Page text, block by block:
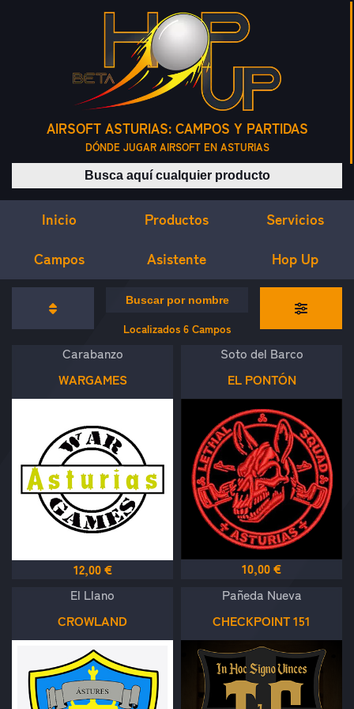
AIRSOFT ASTURIAS: CAMPOS Y PARTIDAS
DÓNDE JUGAR AIRSOFT EN ASTURIAS
Buscar productos
Inicio Productos Servicios
Campos Asistente Hop Up
CAMPOS DE AIRSOFT
Buscar campos por nombre
Localizados 6 Campos
Carabanzo
WARGAMES
12,00 €
Soto del Barco
EL PONTÓN
10,00 €
El Llano
CROWLAND
Pañeda Nueva
CHECKPOINT 151